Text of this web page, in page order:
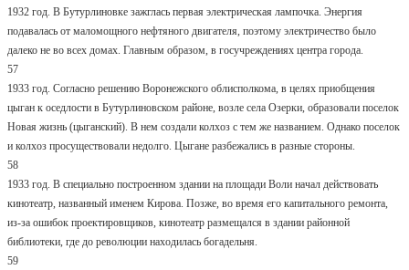
1932 год. В Бутурлиновке зажглась первая электрическая лампочка. Энергия
подавалась от маломощного нефтяного двигателя, поэтому электричество было
далеко не во всех домах. Главным образом, в госучреждениях центра города.
57
1933 год. Согласно решению Воронежского облисполкома, в целях приобщения
цыган к оседлости в Бутурлиновском районе, возле села Озерки, образовали поселок
Новая жизнь (цыганский). В нем создали колхоз с тем же названием. Однако поселок
и колхоз просуществовали недолго. Цыгане разбежались в разные стороны.
58
1933 год. В специально построенном здании на площади Воли начал действовать
кинотеатр, названный именем Кирова. Позже, во время его капитального ремонта,
из-за ошибок проектировщиков, кинотеатр размещался в здании районной
библиотеки, где до революции находилась богадельня.
59